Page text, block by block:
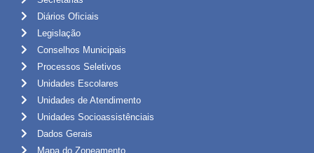
Diários Oficiais
Legislação
Conselhos Municipais
Processos Seletivos
Unidades Escolares
Unidades de Atendimento
Unidades Socioassistênciais
Dados Gerais
Mapa do Zoneamento